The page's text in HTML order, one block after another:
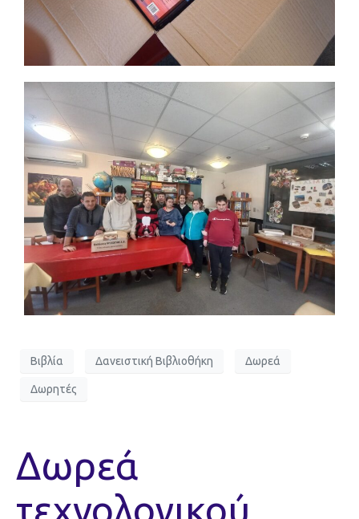
Βιβλία Δανειστική Βιβλιοθήκη Δωρεά
Δωρητές
Δωρεά
τεχνολογικού